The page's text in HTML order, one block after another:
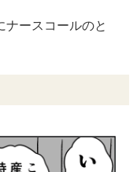
ースコールのと